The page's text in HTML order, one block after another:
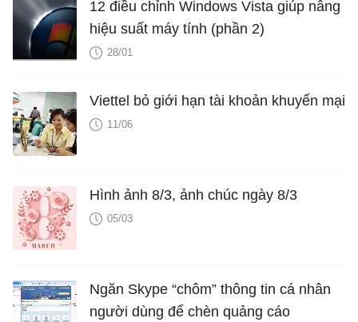
12 điều chỉnh Windows Vista giúp nâng
hiệu suất máy tính (phần 2)
28/01
Viettel bỏ giới hạn tài khoản khuyến mại
11/06
Hình ảnh 8/3, ảnh chúc ngày 8/3
05/03
Ngăn Skype “chôm” thông tin cá nhân
người dùng để chèn quảng cáo